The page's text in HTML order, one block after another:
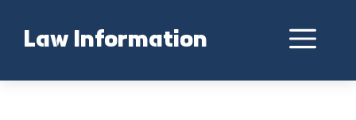
contentLaw Information